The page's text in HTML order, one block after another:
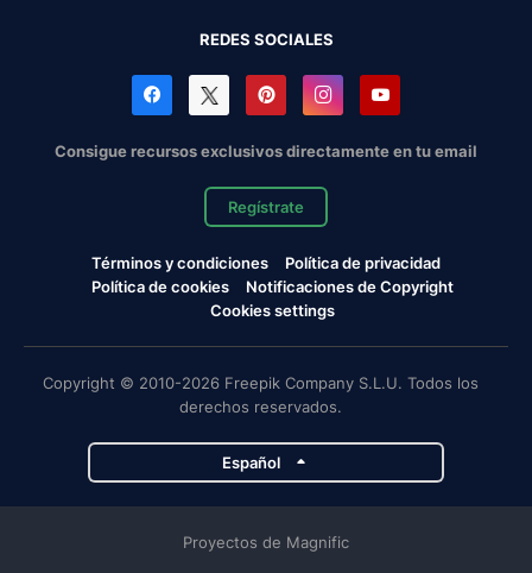
REDES SOCIALES
Consigue recursos exclusivos directamente en tu email
Regístrate
Términos y condiciones
Política de privacidad
Política de cookies
Notificaciones de Copyright
Cookies settings
Copyright © 2010-2026 Freepik Company S.L.U. Todos los
derechos reservados.
Español
Proyectos de Magnific